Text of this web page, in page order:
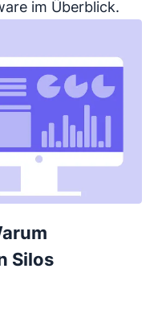
im Überblick.
Silos